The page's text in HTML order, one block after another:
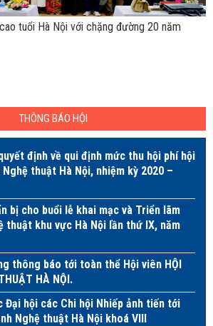
tuổi Hà Nội với chặng đường 20 năm
THÔNG BÁO HỘI
định về qui định mức thu hội phí hội
thuật Hà Nội, nhiệm kỳ 2020 –
bị cho buổi lễ khai mạc và Triển lãm
thuật khu vực Hà Nội lần thứ IX, năm
thông báo tới toàn thể Hội viên HỘI
HÀ NỘI.
Đại hội các Chi hội Nhiếp ảnh tiến tới
Nghệ thuật Hà Nội khoá VIII